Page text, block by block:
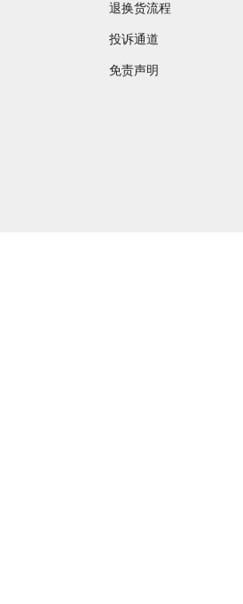
退换货流程
投诉通道
免责声明